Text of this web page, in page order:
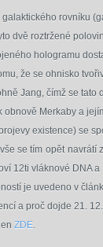
galaktického rovníku
dvě roztržené
hologramu
že se ohnisko
Jang, čímž se tato
obnově Merkaby a
existence) se
se tím opět navrátí
12ti vláknové DNA
je uvedeno v
a proč dojde 21.
ZDE.